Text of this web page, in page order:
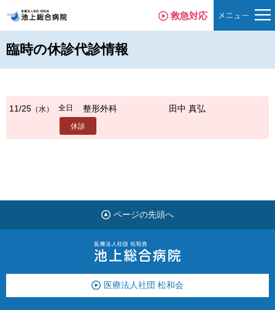
救急対応
臨時の休診代診情報
11/25 （水） 全日 整形外科 田中 真弘
休診
ページの先頭へ
医療法人社団 松和会